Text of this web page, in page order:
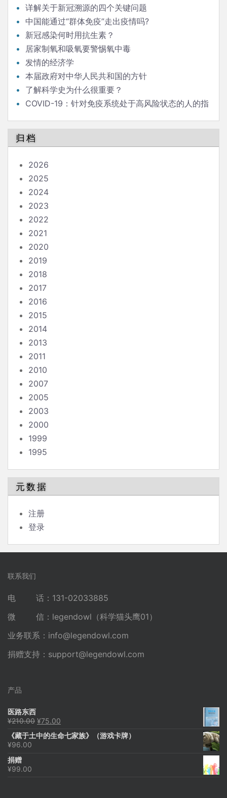
详解关于新冠溯源的四个关键问题
中国能通过“群体免疫”走出疫情吗?
新冠感染何时用抗生素？
居家制氧和吸氧要警惕氧中毒
发情的经济学
本届政府对中华人民共和国的方针
了解科学史为什么很重要？
COVID-19：针对免疫系统处于高风险状态的人的指
归档
2026
2025
2024
2023
2022
2021
2020
2019
2018
2017
2016
2015
2014
2013
2011
2010
2007
2005
2003
2000
1999
1995
元数据
注册
登录
联系我们
电 话：131-02033885
微 信：legendowl（科学猫头鹰01）
业务联系： info@legendowl.com
捐赠支持： support@legendowl.com
产品
医路东西
¥210.00 原
为：
¥75.00
价
《藏于土中的生命七家族》（游戏卡牌）
¥96.00
捐赠
¥99.00